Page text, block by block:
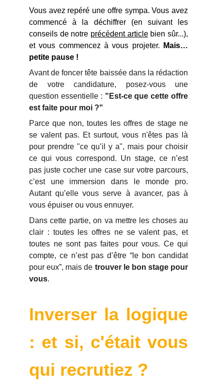
Vous avez repéré une offre sympa. Vous avez
commencé à la déchiffrer (en suivant les
conseils de notre précédent articlebien sûr...),
et vous commencez à vous projeter.
Mais…
petite pause !
Avant de foncer tête baissée dans la rédaction
de votre candidature, posez-vous une
question essentielle : "Est-ce que cette offre
est faite pour moi ?"
Parce que non, toutes les offres de stage ne
se valent pas. Et surtout, vous n'êtes pas là
pour prendre "ce qu’il y a", mais pour choisir
ce qui vous correspond. Un stage, ce n’est
pas juste cocher une case sur votre parcours,
c’est une immersion dans le monde pro.
Autant qu’elle vous serve à avancer, pas à
vous épuiser ou vous ennuyer.
Dans cette partie, on va mettre les choses au
clair : toutes les offres ne se valent pas, et
toutes ne sont pas faites pour vous. Ce qui
compte, ce n’est pas d’être “le bon candidat
pour eux”, mais de trouver le bon stage pour
vous.
Inverser la logique
: et si, c'était vous
qui recrutiez ?